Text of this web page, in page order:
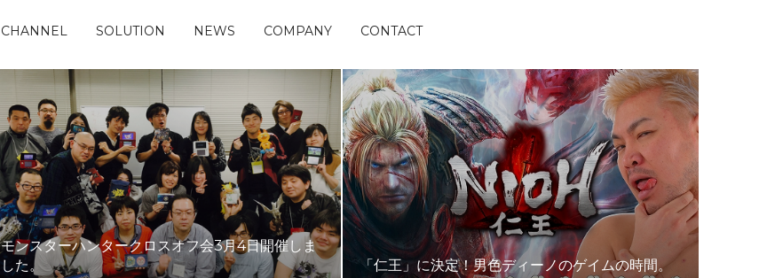
CHANNEL SOLUTION NEWS COMPANY CONTACT
モンスターハンタークロスオフ会3月4日開催しま
した。
「仁王」に決定！男色ディーノのゲイムの時間。